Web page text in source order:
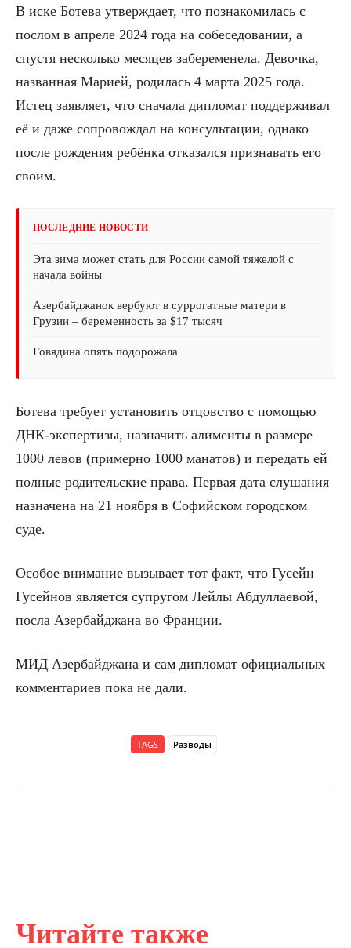
Читайте также
В иске Ботева утверждает, что познакомилась с
послом в апреле 2024 года на собеседовании, а
спустя несколько месяцев забеременела. Девочка,
названная Марией, родилась 4 марта 2025 года.
Истец заявляет, что сначала дипломат поддерживал
её и даже сопровождал на консультации, однако
после рождения ребёнка отказался признавать его
своим.
ПОСЛЕДНИЕ НОВОСТИ
Эта зима может стать для России самой тяжелой с
начала войны
Азербайджанок вербуют в суррогатные матери в
Грузии – беременность за $17 тысяч
Говядина опять подорожала
Ботева требует установить отцовство с помощью
ДНК-экспертизы, назначить алименты в размере
1000 левов (примерно 1000 манатов) и передать ей
полные родительские права. Первая дата слушания
назначена на 21 ноября в Софийском городском
суде.
Особое внимание вызывает тот факт, что Гусейн
Гусейнов является супругом Лейлы Абдуллаевой,
посла Азербайджана во Франции.
МИД Азербайджана и сам дипломат официальных
комментариев пока не дали.
TAGS Разводы